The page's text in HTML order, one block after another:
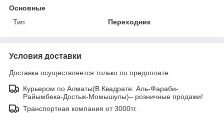
Основные
Тип
Переходник
Условия доставки
Доставка осуществляется только по предоплате.
Курьером по Алматы(В Квадрате: Аль-Фараби-
Райымбека-Достык-Момышулы)– розничные продажи!
Транспортная компания от 3000тг.